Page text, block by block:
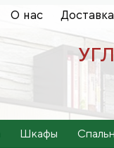
О нас
Шкафы